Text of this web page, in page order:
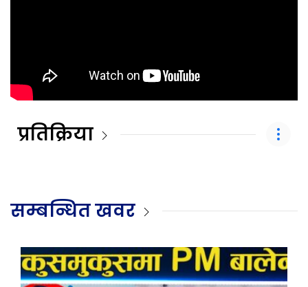
प्रतिक्रिया
सम्बन्धित खवर